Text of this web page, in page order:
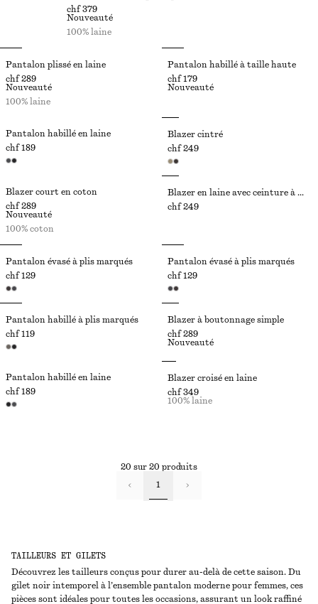
TAILLEURS ET GILETS
Découvrez les tailleurs conçus pour durer au-delà de cette saison. Du
gilet noir intemporel à l’ensemble pantalon moderne pour femmes, ces
pièces sont idéales pour toutes les occasions, assurant un look raffiné
chf 379
Nouveauté
100% laine
Pantalon plissé en laine
chf 289
Nouveauté
100% laine
Pantalon habillé à taille haute
chf 179
Nouveauté
Pantalon habillé en laine
chf 189
Blazer cintré
chf 249
Blazer court en coton
chf 289
Nouveauté
100% coton
Blazer en laine avec ceinture à nouer
chf 249
Pantalon évasé à plis marqués
chf 129
Pantalon évasé à plis marqués
chf 129
Pantalon habillé à plis marqués
chf 119
Blazer à boutonnage simple
chf 289
Nouveauté
Pantalon habillé en laine
chf 189
Blazer croisé en laine
chf 349
100% laine
20 sur 20 produits
1